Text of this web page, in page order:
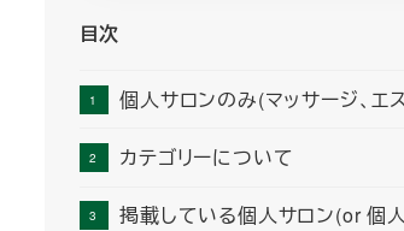
目次
個人サロンのみ(マッサージ、エ
カテゴリーについて
掲載している個人サロン(or 個